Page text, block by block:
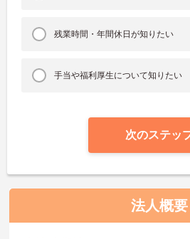
残業時間・年間休日が知りたい
手当や福利厚生について知りたい
次のステッ
法人概要